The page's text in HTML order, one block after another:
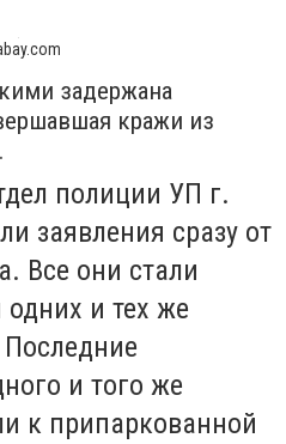
задержана
кражи из
полиции УП г.
заявления сразу от
Все они стали
и тех же
и того же
к припаркованной